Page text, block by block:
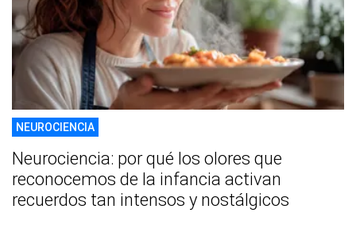
NEUROCIENCIA
Neurociencia: por qué los olores que
reconocemos de la infancia activan
recuerdos tan intensos y nostálgicos